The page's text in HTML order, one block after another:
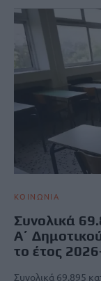
ΚΟΙΝΩΝΙΑ
Συνολικά
Α΄
το έτος
Συνολικά 69.895